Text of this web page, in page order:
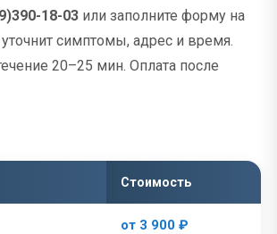
18-03 или заполните форму на
уточнит симптомы, адрес и время.
20–25 мин. Оплата после
Стоимость
от 3 900 ₽